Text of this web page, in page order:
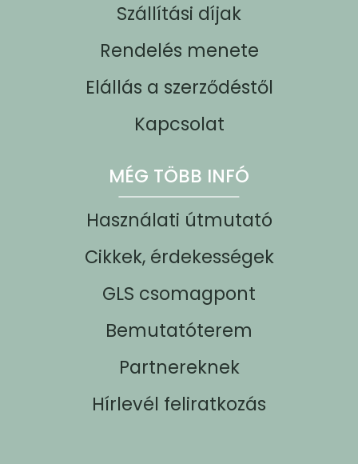
Szállítási díjak
Rendelés menete
Elállás a szerződéstől
Kapcsolat
MÉG TÖBB INFÓ
Használati útmutató
Cikkek, érdekességek
GLS csomagpont
Bemutatóterem
Partnereknek
Hírlevél feliratkozás